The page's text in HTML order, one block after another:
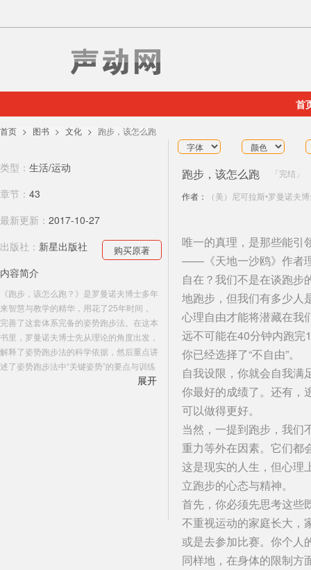
首
首页 图书 文化 跑步，该怎么跑
类型： 生活/运动
章节： 43
最新更新： 2017-10-27
出版社： 新星出版社 购买原著
内容简介
《跑步，该怎么跑？》是罗曼诺夫博士多年
来智慧与教学的精华，用花了25年时间，
完善了这套体系完备的姿势跑步法。在这本
书里，罗曼诺夫博士先从理论的角度出发，
解释了姿势跑步法的科学依据，然后重点讲
述了姿势跑步法中“关键姿势”的要点与训练
方法。 为了确保锻炼者能正确掌握姿势跑
展开
跑步，该怎么跑
完结
作者：
（美）尼可拉斯•罗曼诺夫
唯一的真理，是那些能引
——《天地一沙鸥》作者
自在？我们不是在谈跑步
地跑步，但我们有多少人
心理自由才能将潜藏在我
远不可能在40分钟内跑完
你已经选择了“不自由”。
自我设限，你就会自我满
你最好的成绩了。还有，
可以做得更好。
当然，一提到跑步，我们
重力等外在因素。它们都
这是现实的人生，但心理
立跑步的心态与精神。
首先，你必须先思考这些
不重视运动的家庭长大，
或是去参加比赛。你个人
同样地，在身体的限制方